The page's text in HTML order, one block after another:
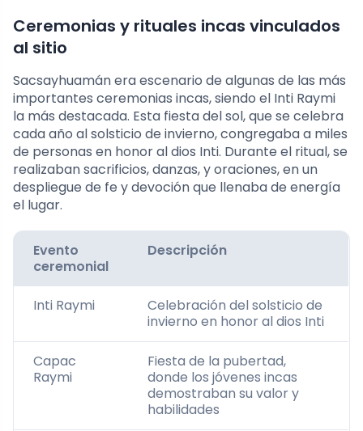
Ceremonias y rituales incas vinculados
al sitio
Sacsayhuamán era escenario de algunas de las más
importantes ceremonias incas, siendo el Inti Raymi
la más destacada. Esta fiesta del sol, que se celebra
cada año al solsticio de invierno, congregaba a miles
de personas en honor al dios Inti. Durante el ritual, se
realizaban sacrificios, danzas, y oraciones, en un
despliegue de fe y devoción que llenaba de energía
el lugar.
Evento
ceremonial
Descripción
Inti Raymi
Celebración del solsticio de
invierno en honor al dios Inti
Capac
Raymi
Fiesta de la pubertad,
donde los jóvenes incas
demostraban su valor y
habilidades